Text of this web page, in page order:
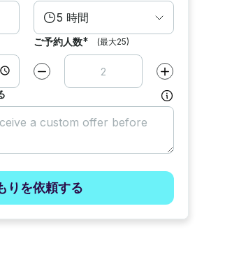
5 時間
ご予約人数* (最大25)
減らす 増やす
りを依頼する